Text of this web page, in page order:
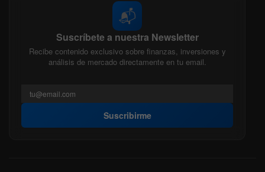
📬
Suscríbete a nuestra Newsletter
Recibe contenido exclusivo sobre finanzas, inversiones y
análisis de mercado directamente en tu email.
Suscribirme